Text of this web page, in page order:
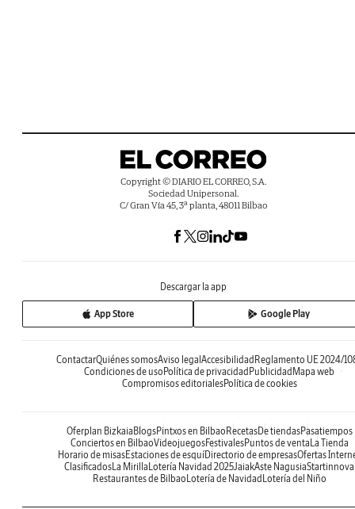
Copyright © DIARIO EL CORREO, S.A.
Sociedad Unipersonal.
C/ Gran Vía 45, 3ª planta, 48011 Bilbao
Descargar la app
App Store Google Play
ContactarQuiénes somosAviso legalAccesibilidadReglamento UE 2024/
Condiciones de usoPolítica de privacidadPublicidadMapa web
Compromisos editorialesPolítica de cookies
Oferplan BizkaiaBlogsPintxos en BilbaoRecetasDe tiendasPasatiempos
Conciertos en BilbaoVideojuegosFestivalesPuntos de ventaLa Tienda
Horario de misasEstaciones de esquíDirectorio de empresasOfertas
ClasificadosLa MirillaLotería Navidad 2025JaiakAste NagusiaStartinnova
Restaurantes de BilbaoLotería de NavidadLotería del Niño